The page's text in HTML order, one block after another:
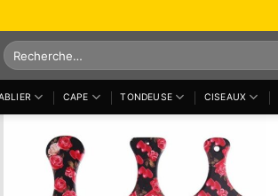
Recherche
pour :
CAPE TONDEUSE CISEAUX